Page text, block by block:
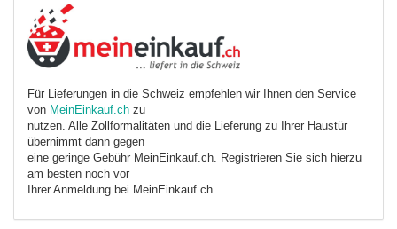
Für Lieferungen in die Schweiz empfehlen wir Ihnen den Service
von MeinEinkauf.ch zu
nutzen. Alle Zollformalitäten und die Lieferung zu Ihrer Haustür
übernimmt dann gegen
eine geringe Gebühr MeinEinkauf.ch. Registrieren Sie sich hierzu
am besten noch vor
Ihrer Anmeldung bei MeinEinkauf.ch.